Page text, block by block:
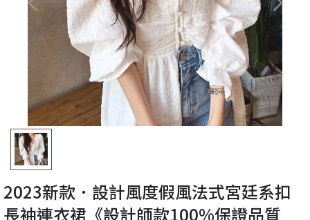
2023新款．設計風度假風法式宮廷系扣
長袖連衣裙《設計師款100%保證品質